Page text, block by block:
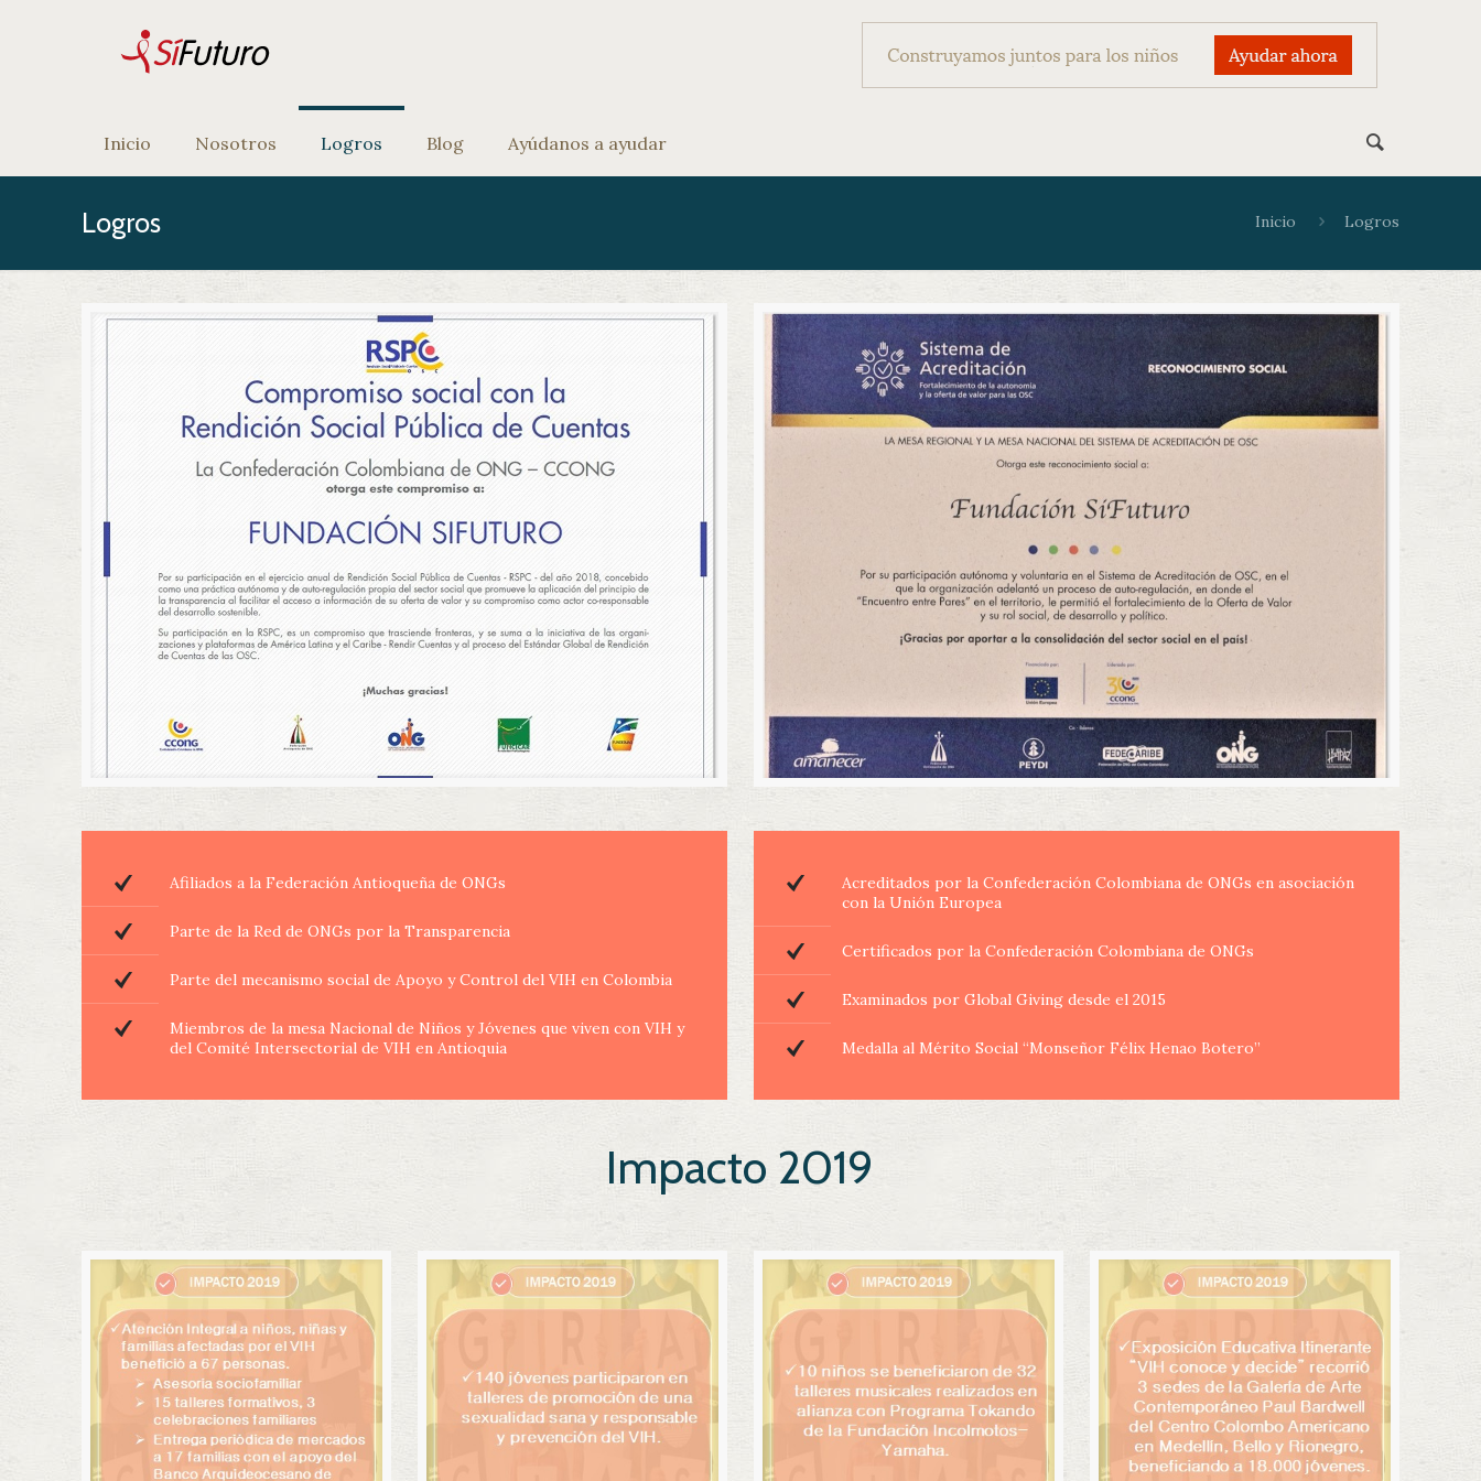
Inicio Nosotros Logros Blog Ayúdanos a ayudar
Logros Inicio Logros
Afiliados a la Federación Antioqueña de ONGs
Parte de la Red de ONGs por la Transparencia
Parte del mecanismo social de Apoyo y Control del VIH en Colombia
Miembros de la mesa Nacional de Niños y Jóvenes que viven con VIH y
del Comité Intersectorial de VIH en Antioquia
Acreditados por la Confederación Colombiana de ONGs en asociación
con la Unión Europea
Certificados por la Confederación Colombiana de ONGs
Examinados por Global Giving desde el 2015
Medalla al Mérito Social “Monseñor Félix Henao Botero”
Impacto 2019